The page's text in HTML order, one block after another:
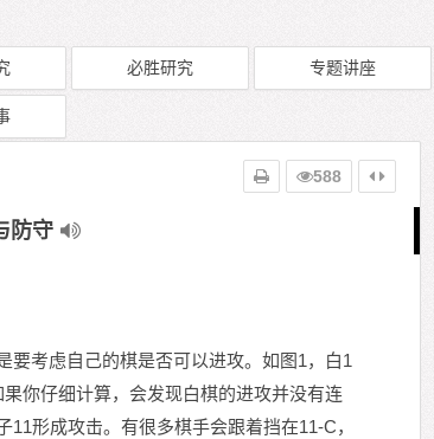
必胜研究 专题讲座
防守
要考虑自己的棋是否可以进攻。如图1，白1
你仔细计算，会发现白棋的进攻并没有连
形成攻击。有很多棋手会跟着挡在11-C，
588